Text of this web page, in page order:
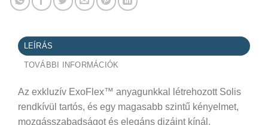
LEÍRÁS
TOVÁBBI INFORMÁCIÓK
Az exkluzív ExoFlex™ anyagunkkal létrehozott Solis
rendkívül tartós, és egy magasabb szintű kényelmet,
mozgásszabadságot és elegáns dizájnt kínál.